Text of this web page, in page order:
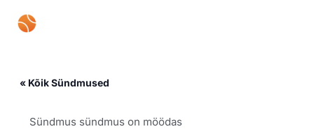
« Kõik Sündmused
Sündmus sündmus on möödas